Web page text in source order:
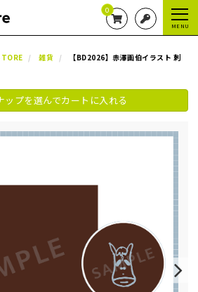
0
MENU
雑貨
【BD2026】赤澤画伯イラスト 刺
ップを選んでカートに入れる